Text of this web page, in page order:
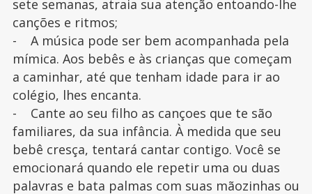
sete semanas, atraia sua atenção entoando-lhe
canções e ritmos;
- A música pode ser bem acompanhada pela
mímica. Aos bebês e às crianças que começam
a caminhar, até que tenham idade para ir ao
colégio, lhes encanta.
- Cante ao seu filho as cançoes que te são
familiares, da sua infância. À medida que seu
bebê cresça, tentará cantar contigo. Você se
emocionará quando ele repetir uma ou duas
palavras e bata palmas com suas mãozinhas ou